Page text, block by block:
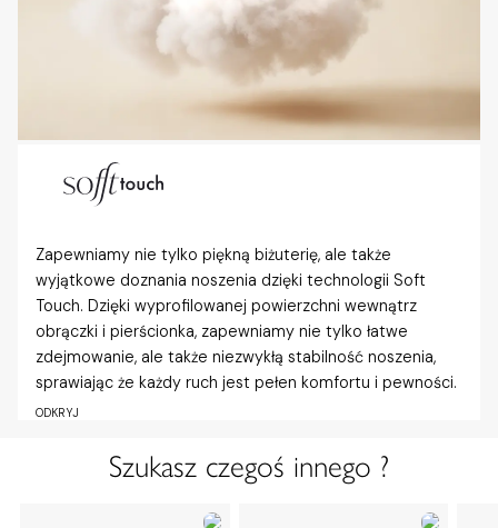
Zapewniamy nie tylko piękną biżuterię, ale także
wyjątkowe doznania noszenia dzięki technologii Soft
Touch. Dzięki wyprofilowanej powierzchni wewnątrz
obrączki i pierścionka, zapewniamy nie tylko łatwe
zdejmowanie, ale także niezwykłą stabilność noszenia,
sprawiając że każdy ruch jest pełen komfortu i pewności.
ODKRYJ
Szukasz czegoś innego ?